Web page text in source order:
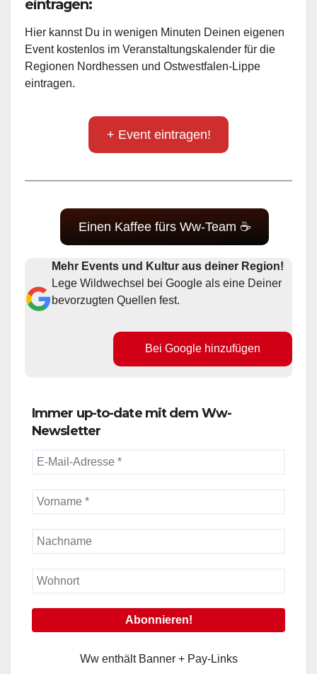
eintragen:
Hier kannst Du in wenigen Minuten Deinen eigenen
Event kostenlos im Veranstaltungskalender für die
Regionen Nordhessen und Ostwestfalen-Lippe
eintragen.
+ Event eintragen!
Einen Kaffee fürs Ww-Team ☕
Mehr Events und Kultur aus deiner Region!
Lege Wildwechsel bei Google als eine Deiner
bevorzugten Quellen fest.
Bei Google hinzufügen
Immer up-to-date mit dem Ww-
Newsletter
Ww enthält Banner + Pay-Links